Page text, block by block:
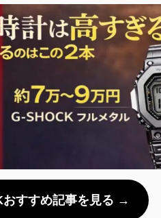
おすすめ記事を見る →